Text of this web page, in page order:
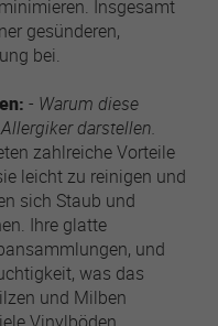
Insgesamt
gesünderen,
bei.
- Warum diese
darstellen.
zahlreiche Vorteile
leicht zu reinigen und
sich Staub und
Ihre glatte
und
was das
und Milben